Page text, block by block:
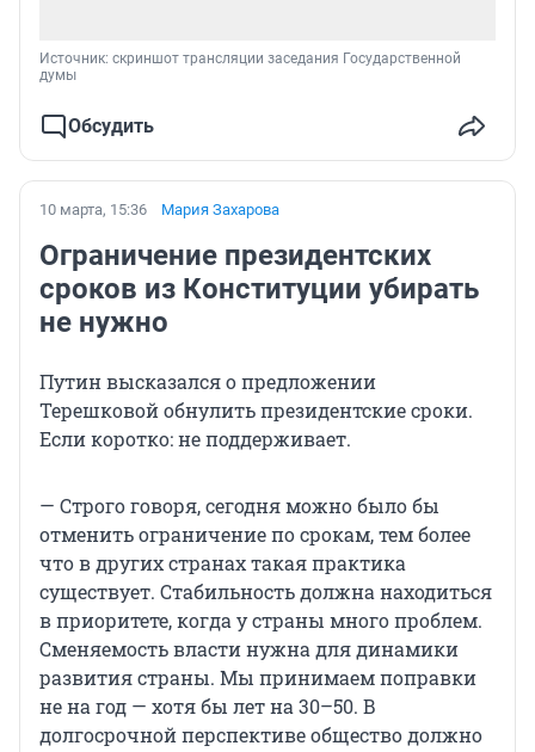
Источник: скриншот трансляции заседания Государственной
думы
Обсудить
10 марта, 15:36 Мария Захарова
Ограничение президентских
сроков из Конституции убирать
не нужно
Путин высказался о предложении
Терешковой обнулить президентские сроки.
Если коротко: не поддерживает.
— Строго говоря, сегодня можно было бы
отменить ограничение по срокам, тем более
что в других странах такая практика
существует. Стабильность должна находиться
в приоритете, когда у страны много проблем.
Сменяемость власти нужна для динамики
развития страны. Мы принимаем поправки
не на год — хотя бы лет на 30–50. В
долгосрочной перспективе общество должно